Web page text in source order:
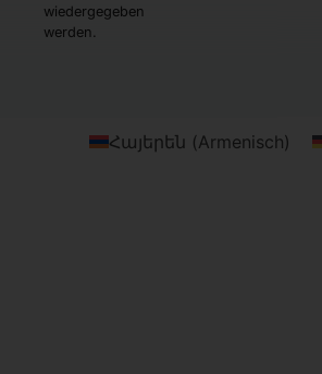
wiedergegeben
werden.
Հայերեն (Armenisch)